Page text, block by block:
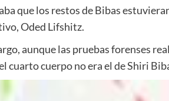
que los restos de Bibas
Oded Lifshitz.
aunque las pruebas forenses
cuarto cuerpo no era el de Shiri